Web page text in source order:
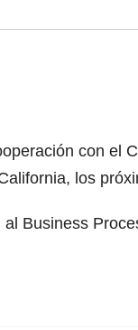
con el
los
Business